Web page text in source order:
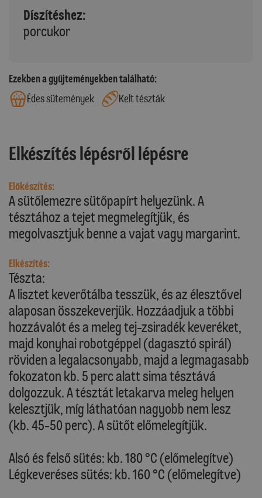
Díszítéshez:
porcukor
Ezekben a gyűjteményekben található:
Édes sütemények
Kelt tészták
Elkészítés lépésről lépésre
Előkészítés:
A sütőlemezre sütőpapírt helyezünk. A
tésztához a tejet megmelegítjük, és
megolvasztjuk benne a vajat vagy margarint.
Elkészítés:
Tészta:
A lisztet keverőtálba tesszük, és az élesztővel
alaposan összekeverjük. Hozzáadjuk a többi
hozzávalót és a meleg tej-zsiradék keveréket,
majd konyhai robotgéppel (dagasztó spirál)
röviden a legalacsonyabb, majd a legmagasabb
fokozaton kb. 5 perc alatt sima tésztává
dolgozzuk. A tésztát letakarva meleg helyen
kelesztjük, míg láthatóan nagyobb nem lesz
(kb. 45-50 perc). A sütőt előmelegítjük.
Alsó és felső sütés: kb. 180 °C (előmelegítve)
Légkeveréses sütés: kb. 160 °C (előmelegítve)